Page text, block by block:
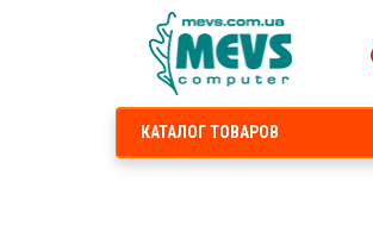
КАТАЛОГ ТОВАРОВ